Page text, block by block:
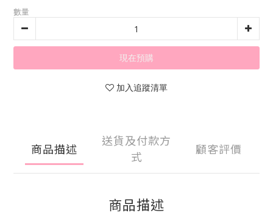
數量
現在預購
加入追蹤清單
商品描述
送貨及付款方
式
顧客評價
商品描述